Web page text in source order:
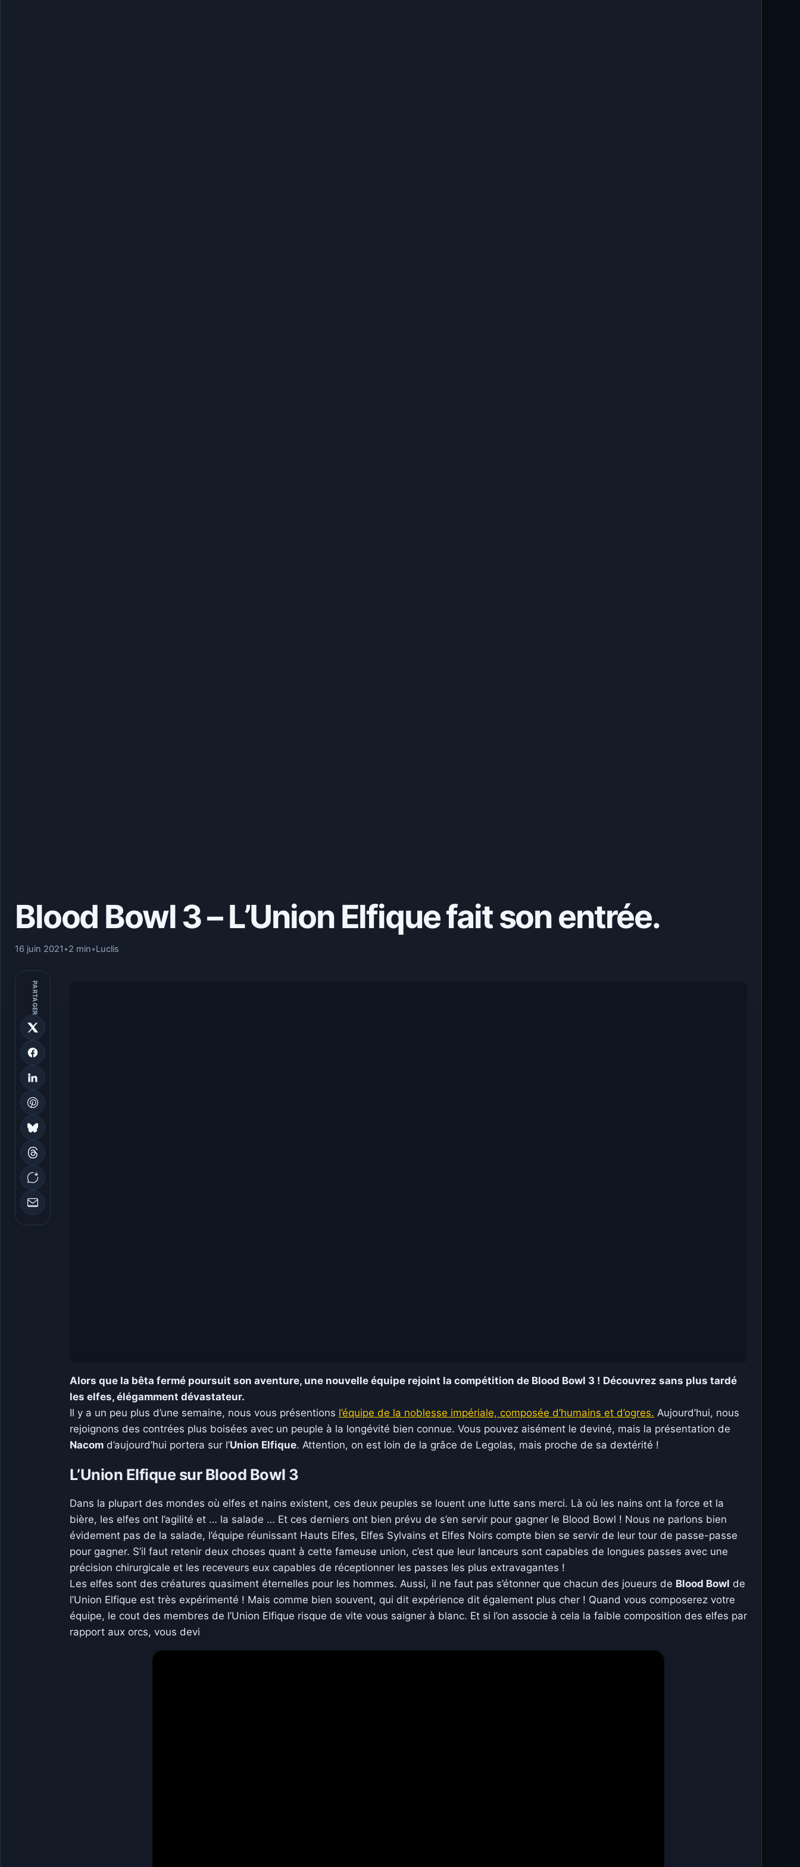
Blood Bowl 3 – L’Union Elfique fait son entrée.
16 juin 2021 •2 min•Luclis
PARTAGER
Alors que la bêta fermé poursuit son aventure, une nouvelle équipe rejoint la compétition de Blood Bowl 3 ! Découvrez sans plus tardé
les elfes, élégamment dévastateur.
Il y a un peu plus d’une semaine, nous vous présentions l’équipe de la noblesse impériale, composée d’humains et d’ogres. Aujourd’hui, nous
rejoignons des contrées plus boisées avec un peuple à la longévité bien connue. Vous pouvez aisément le deviné, mais la présentation de
Nacom d’aujourd’hui portera sur l’Union Elfique. Attention, on est loin de la grâce de Legolas, mais proche de sa dextérité !
L’Union Elfique sur Blood Bowl 3
Dans la plupart des mondes où elfes et nains existent, ces deux peuples se louent une lutte sans merci. Là où les nains ont la force et la
bière, les elfes ont l’agilité et … la salade … Et ces derniers ont bien prévu de s’en servir pour gagner le Blood Bowl ! Nous ne parlons bien
évidement pas de la salade, l’équipe réunissant Hauts Elfes, Elfes Sylvains et Elfes Noirs compte bien se servir de leur tour de passe-passe
pour gagner. S’il faut retenir deux choses quant à cette fameuse union, c’est que leur lanceurs sont capables de longues passes avec une
précision chirurgicale et les receveurs eux capables de réceptionner les passes les plus extravagantes !
Les elfes sont des créatures quasiment éternelles pour les hommes. Aussi, il ne faut pas s’étonner que chacun des joueurs de Blood Bowl de
l’Union Elfique est très expérimenté ! Mais comme bien souvent, qui dit expérience dit également plus cher ! Quand vous composerez votre
équipe, le cout des membres de l’Union Elfique risque de vite vous saigner à blanc. Et si l’on associe à cela la faible composition des elfes par
rapport aux orcs, vous devi